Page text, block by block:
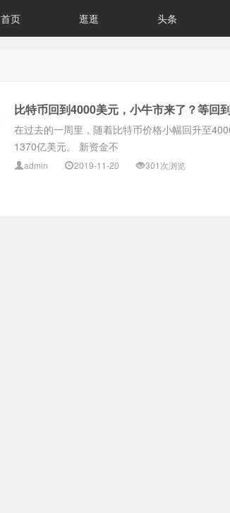
首页 逛逛 头条
比特币回到4000美元，小牛市来了？等回
在过去的一周里，随着比特币价格小幅回升至
1370亿美元。 新资金不
admin 2019-11-20 301次浏览